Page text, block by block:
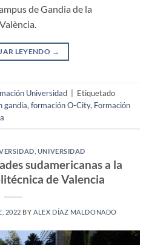
de Gandia de la
LEYENDO →
Universidad
Etiquetado
gandia, formación O-City, Formación
UNIVERSIDAD
sudamericanas a la
de Valencia
2022 BYALEX DÍAZ MALDONADO